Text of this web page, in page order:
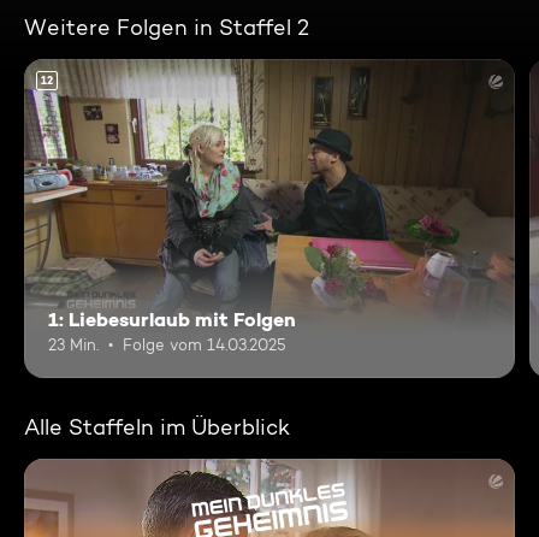
Weitere Folgen in Staffel 2
12
1: Liebesurlaub mit Folgen
23 Min. Folge vom 14.03.2025
Alle Staffeln im Überblick